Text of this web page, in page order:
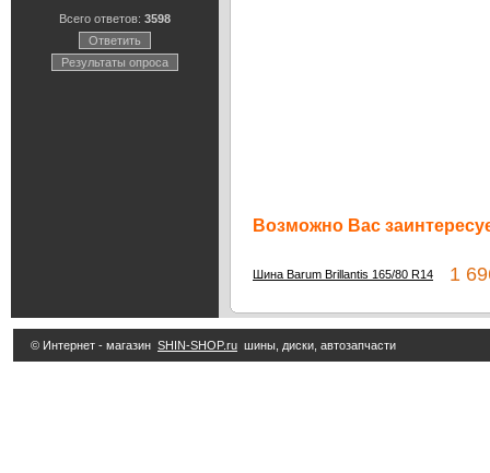
Всего ответов: 3598
Ответить
Результаты опроса
Возможно Вас
Шина Barum Brillantis 165/80 R14 1
© Интернет - магазин SHIN-SHOP.ru шины, диски, автозапчасти